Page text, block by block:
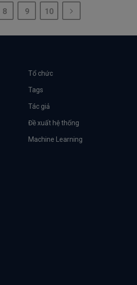
8 9 10
Tổ chức
Tags
Tác giả
Đề xuất hệ thống
Machine Learning